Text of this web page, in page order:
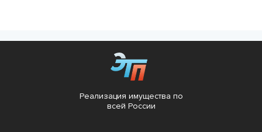
Реализация имущества по
всей России